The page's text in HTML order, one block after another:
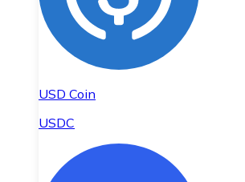
USD Coin
USDC